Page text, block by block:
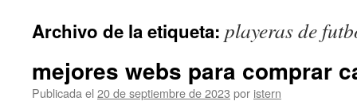
contenido
Archivo de la etiqueta: playeras de
mejores webs para comprar
Publicada el 20 de septiembre de 2023 por istern